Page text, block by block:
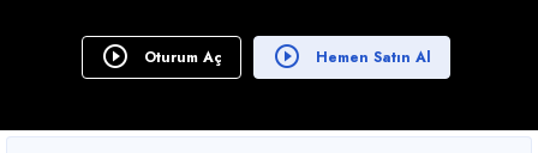
Oturum Aç Hemen Satın Al
Excel 365 SATIRSAR ve SÜTUNSAR Formüllerinin